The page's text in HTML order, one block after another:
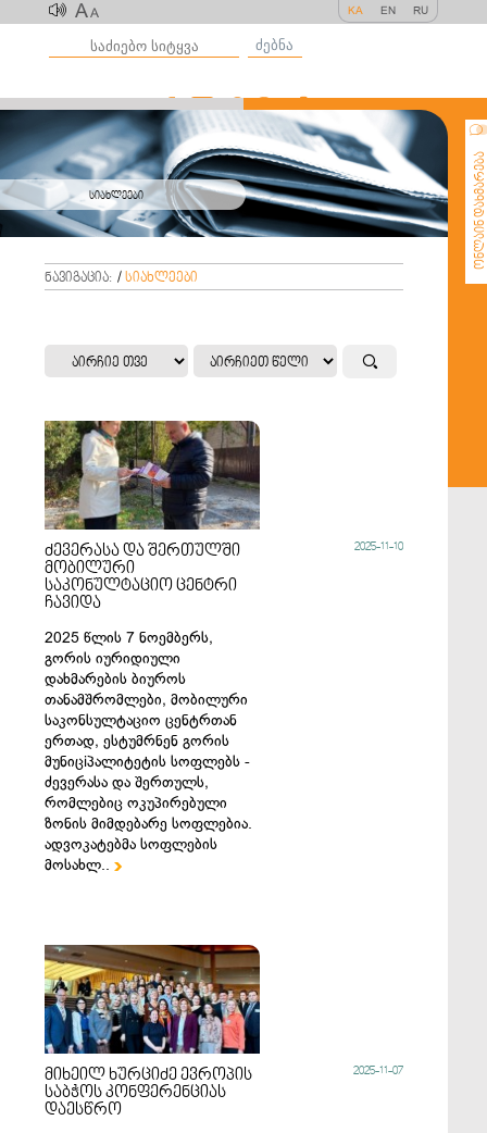
AA KA EN RU
ძებნა
სიახლეები ონლაინ დახმარება
ნავიგაცია: / სიახლეები

ძევერასა და შერთულში
მობილური
საკონულტაციო ცენტრი
ჩავიდა
2025 წლის 7 ნოემბერს,
გორის იურიდიული
დახმარების ბიუროს
თანამშრომლები, მობილური
საკონსულტაციო ცენტრთან
ერთად, ესტუმრნენ გორის
მუნიცiპალიტეტის სოფლებს -
ძევერასა და შერთულს,
რომლებიც ოკუპირებული
ზონის მიმდებარე სოფლებია.
ადვოკატებმა სოფლების
მოსახლ..
2025-11-10
მიხეილ ხურციძე ევროპის
საბჭოს კონფერენციას
დაესწრო
2025-11-07